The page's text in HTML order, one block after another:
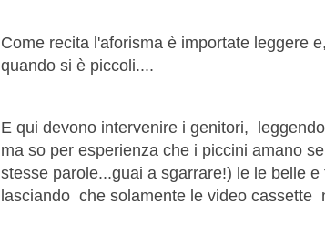
Come recita l'aforisma è importate
quando si è piccoli....
E qui devono intervenire i genitori,
ma so per esperienza che i piccini amano
stesse parole...guai a sgarrare!) le le belle
lasciando che solamente le video cassette